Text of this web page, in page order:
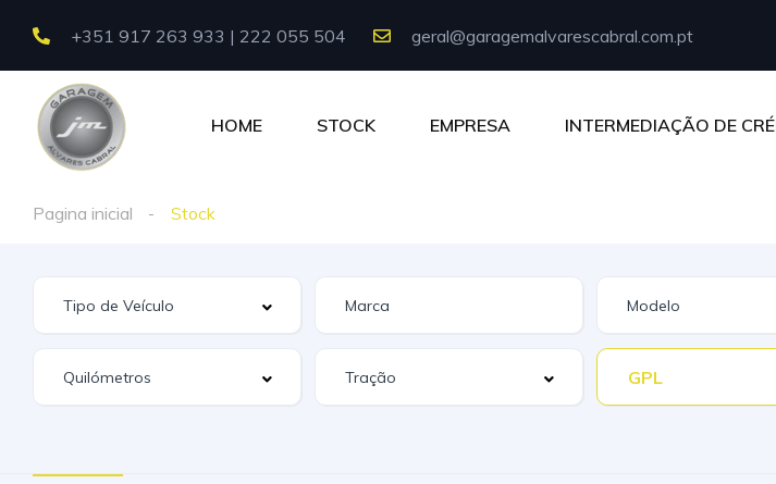
+351 917 263 933 | 222 055 504 geral@garagemalvarescabral.com.pt
HOME STOCK EMPRESA INTERMEDIAÇÃO DE
Pagina inicial Stock
GPL